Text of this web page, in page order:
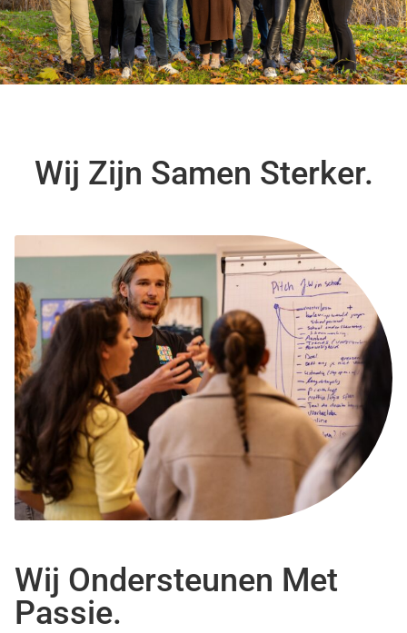
Wij Zijn Samen Sterker.
Wij Ondersteunen Met
Passie.